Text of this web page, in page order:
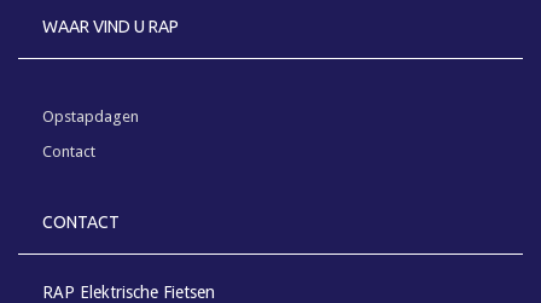
WAAR VIND U RAP
Opstapdagen
Contact
CONTACT
RAP Elektrische Fietsen